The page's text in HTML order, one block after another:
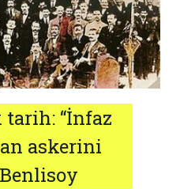
tarih: “İnfaz
askerini